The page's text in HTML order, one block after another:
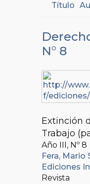
Título
N° 8
Extinción
Trabajo
Año III, Nº 8
Fera, Mario
Ediciones
Revista